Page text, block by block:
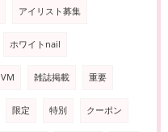
アイリスト募集
ホワイトnail
VM 雑誌掲載 重要
限定 特別 クーポン